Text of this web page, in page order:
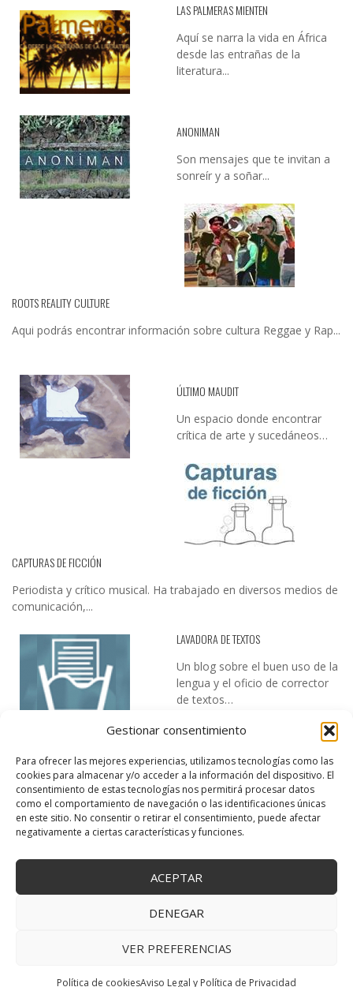
Gestionar consentimiento
Para ofrecer las mejores experiencias, utilizamos tecnologías como las
cookies para almacenar y/o acceder a la información del dispositivo. El
consentimiento de estas tecnologías nos permitirá procesar datos
como el comportamiento de navegación o las identificaciones únicas
en este sitio. No consentir o retirar el consentimiento, puede afectar
negativamente a ciertas características y funciones.
ACEPTAR
DENEGAR
VER PREFERENCIAS
Política de cookiesAviso Legal y Política de Privacidad
LAS PALMERAS MIENTEN
Aquí se narra la vida en África
desde las entrañas de la
literatura...
ANONIMAN
Son mensajes que te invitan a
sonreír y a soñar...
ROOTS REALITY CULTURE
Aqui podrás encontrar información sobre cultura Reggae y Rap...
ÚLTIMO MAUDIT
Un espacio donde encontrar
crítica de arte y sucedáneos…
CAPTURAS DE FICCIÓN
Periodista y crítico musical. Ha trabajado en diversos medios de
comunicación,...
LAVADORA DE TEXTOS
Un blog sobre el buen uso de la
lengua y el oficio de corrector
de textos…
DESIREE MARTÍN
↑ Volver arriba